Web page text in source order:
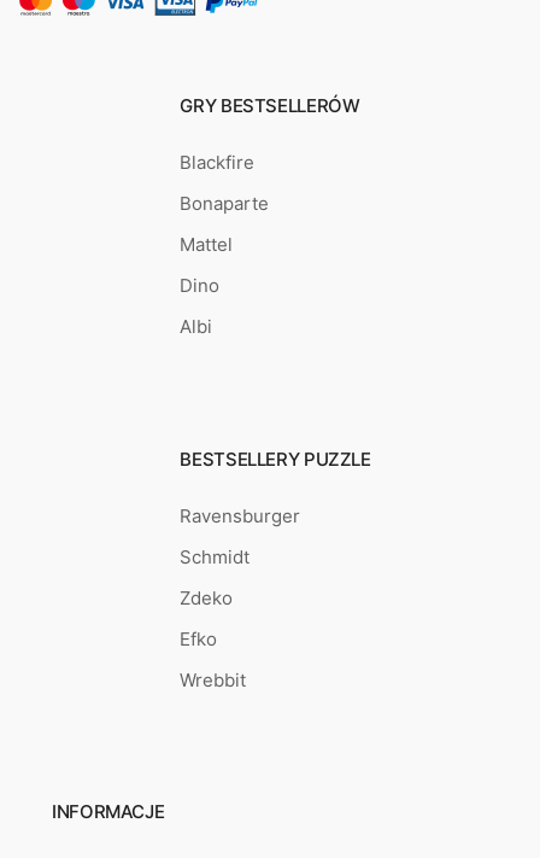
GRY BESTSELLERÓW
Blackfire
Bonaparte
Mattel
Dino
Albi
BESTSELLERY PUZZLE
Ravensburger
Schmidt
Zdeko
Efko
Wrebbit
INFORMACJE